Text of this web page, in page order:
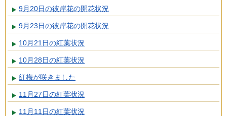
9月20日の彼岸花の開花状況
9月23日の彼岸花の開花状況
10月21日の紅葉状況
10月28日の紅葉状況
紅梅が咲きました
11月27日の紅葉状況
11月11日の紅葉状況